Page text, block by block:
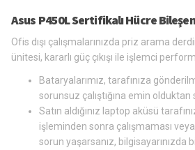
Asus P450L Sertifikalı Hücre
Ofis dışı çalışmalarınızda priz arama
ünitesi, kararlı güç çıkışı ile işlemci
Bataryalarımız, tarafınıza
sorunsuz çalıştığına emin
Satın aldığınız laptop aküsü
işleminden sonra çalışmaması
sorun yaşarsanız, bilgisayarınızda